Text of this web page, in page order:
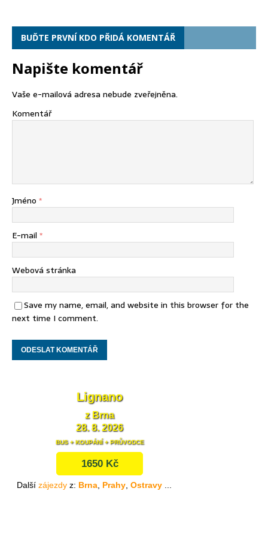
BUĎTE PRVNÍ KDO PŘIDÁ KOMENTÁŘ
Napište komentář
Vaše e-mailová adresa nebude zveřejněna.
Komentář
Jméno *
E-mail *
Webová stránka
Save my name, email, and website in this browser for the
next time I comment.